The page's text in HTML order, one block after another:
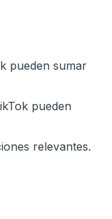
pueden sumar
pueden
relevantes.